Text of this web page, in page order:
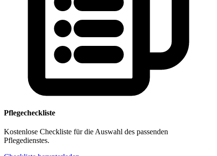
Pflegecheckliste
Kostenlose Checkliste für die Auswahl des passenden
Pflegedienstes.